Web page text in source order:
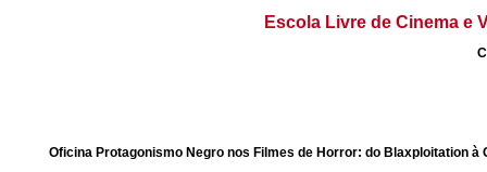
Escola Livre de Cinema e
Oficina Protagonismo Negro nos Filmes de Horror: do Blaxploitation